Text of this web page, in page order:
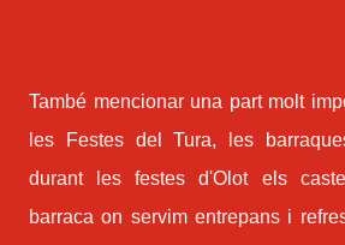
També mencionar una part molt
les Festes del Tura, les
durant les festes d'Olot els
barraca on servim entrepans i